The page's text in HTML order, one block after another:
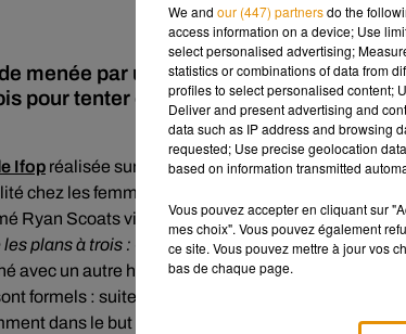
menée par un sociologue britannique,
pour tenter d'oublier une infidélité.
Ifop réalisée sur 5000 femmes européennes (dont
chez les femmes, passant de 10 % en 1970, à 24
Ryan Scoats vient de mener une étude sur le
plans à trois : Genre, sexe et non-monogamie
avec un autre homme que son partenaire actuel
formels : suite à une tromperie dans leur couple,
dans le but de se faire pardonner. En clair, de
We and our (447) partnersdo the
access information on a device; Use
select personalised advertising;
statistics or combinations of data from
profiles to select personalised content;
Deliver and present advertising and
data such as IP address and browsing
requested; Use precise geolocation
based on information transmitted
Vous pouvez accepter en cliquant sur
mes choix". Vous pouvez également
ce site. Vous pouvez mettre à jour vos
bas de chaque page.